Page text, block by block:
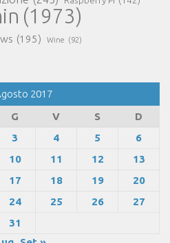
(1973)
(195) Wine (92)
2017
G V S
D
3 4 5
6
10 11 12
13
17 18 19
20
24 25 26
27
31